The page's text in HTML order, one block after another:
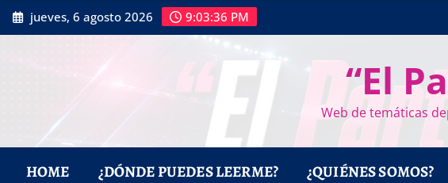
Saltar
al
jueves, 6 agosto 2026 9:03:37 PM
“El
Web de temáticas
HOME ¿DÓNDE PUEDES LEERME? ¿QUIÉNES SOMOS?